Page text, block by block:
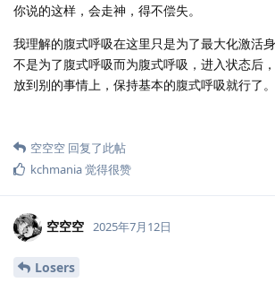
你说的这样，会走神，得不偿失。
我理解的腹式呼吸在这里只是为了最大化激活
不是为了腹式呼吸而为腹式呼吸，进入状态后
放到别的事情上，保持基本的腹式呼吸就行了。
空空空 回复了此帖
kchmania觉得很赞
空空空 2025年7月12日
Losers